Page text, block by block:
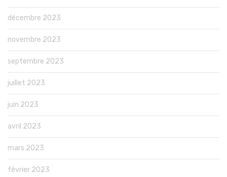
décembre 2023
novembre 2023
septembre 2023
juillet 2023
juin 2023
avril 2023
mars 2023
février 2023